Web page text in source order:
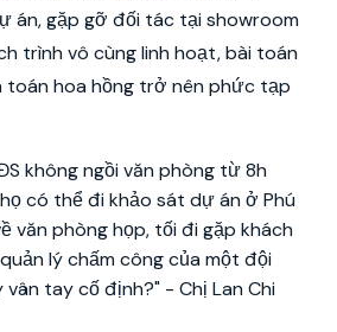
án, gặp gỡ đối tác tại showroom
trình vô cùng linh hoạt, bài toán
toán hoa hồng trở nên phức tạp
không ngồi văn phòng từ 8h
có thể đi khảo sát dự án ở Phú
văn phòng họp, tối đi gặp khách
lý chấm công của một đội
vân tay cố định?" - Chị Lan Chi